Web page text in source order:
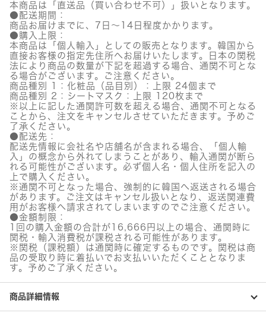
本商品は「直送品（買い合わせ不可）」扱いとなります。
●配送期間：
商品お届けまでに、7日～14日程度かかります。
●購入上限：
本商品は「個人輸入」としての販売となります。韓国から
直接お客様の指定先住所へお届けいたします。日本の関税
法により商品の数量が下記を超過する場合、通関不可とな
る場合がございます。ご注意ください。
商品種別 1：化粧品（品目別）：上限 24個まで
商品種別 2：シートマスク：上限 120枚まで
※以上に記した通関許可数を超える場合、通関不可となる
ことから、注文をキャンセルさせていただきます。予めご
了承ください。
●配送先：
配送先情報に会社名や店舗名が含まれる場合、「個人輸
入」の概念から外れてしまうことがあり、輸入通関が断ら
れる可能性がございます。必ず個人名・個人住所を記入の
上で購入ください。
※通関不可となった場合、強制的に韓国へ返送される場合
があります。ご注文はキャンセル扱いとなり、返送関連費
用がお客様へ請求されてしまいますのでご注意ください。
●金額制限：
1回の購入金額の合計が16,666円以上の場合、通関時に
関税・輸入消費税が課税される可能性があります。
※関税（課税額）は通関時に確定するものです。関税は商
品の受取り時に着払いでお支払いいただくこととなりま
す。予めご了承ください。
商品詳細情報